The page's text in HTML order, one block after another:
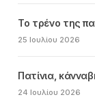
Το τρένο της
25 Ιουλίου 2026
Πατίνια,
24 Ιουλίου 2026